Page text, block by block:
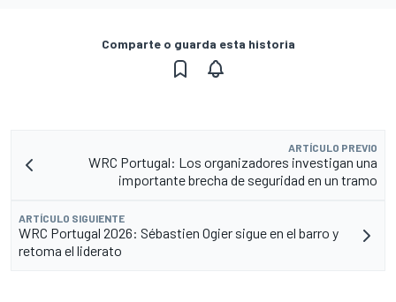
Comparte o guarda esta historia
ARTÍCULO PREVIO
WRC Portugal: Los organizadores investigan una
importante brecha de seguridad en un tramo
ARTÍCULO SIGUIENTE
WRC Portugal 2026: Sébastien Ogier sigue en el barro y
retoma el liderato